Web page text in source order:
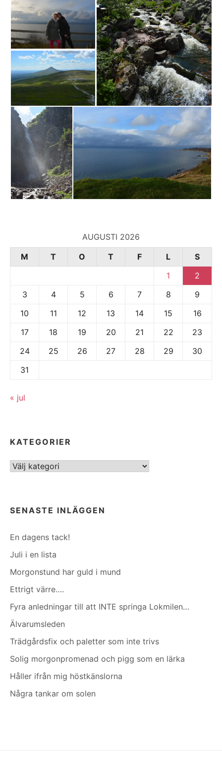
AUGUSTI 2026
M
T O T F L
S
1
2
3
4 5 6 7 8
9
10
11 12 13 14 15
16
17
18 19 20 21 22
23
24
25 26 27 28 29
30
31
« jul
KATEGORIER
Kategorier
SENASTE INLÄGGEN
En dagens tack!
Juli i en lista
Morgonstund har guld i mund
Ettrigt värre….
Fyra anledningar till att INTE springa Lokmilen…
Älvarumsleden
Trädgårdsfix och paletter som inte trivs
Solig morgonpromenad och pigg som en lärka
Håller ifrån mig höstkänslorna
Några tankar om solen